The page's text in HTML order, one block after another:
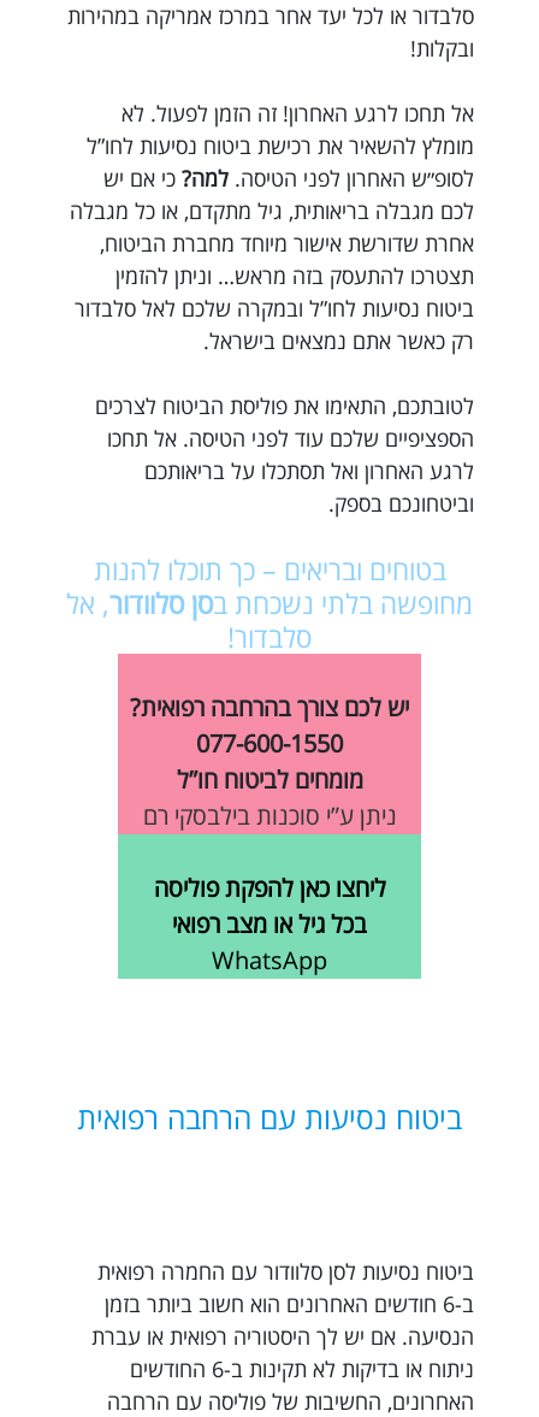
סלבדור או לכל יעד אחר במרכז אמריקה במהירות
ובקלות!
אל תחכו לרגע האחרון! זה הזמן לפעול. לא
מומלץ להשאיר את רכישת ביטוח נסיעות לחו”ל
לסופ״ש האחרון לפני הטיסה. למה? כי אם יש
לכם מגבלה בריאותית, גיל מתקדם, או כל מגבלה
אחרת שדורשת אישור מיוחד מחברת הביטוח,
תצטרכו להתעסק בזה מראש… וניתן להזמין
ביטוח נסיעות לחו”ל ובמקרה שלכם לאל סלבדור
רק כאשר אתם נמצאים בישראל.
לטובתכם, התאימו את פוליסת הביטוח לצרכים
הספציפיים שלכם עוד לפני הטיסה. אל תחכו
לרגע האחרון ואל תסתכלו על בריאותכם
וביטחונכם בספק.
בטוחים ובריאים – כך תוכלו להנות
מחופשה בלתי נשכחת בסן סלוודור, אל
סלבדור!
יש לכם צורך בהרחבה רפואית?
077-600-1550
מומחים לביטוח חו”ל
ניתן ע”י סוכנות בילבסקי רם
ליחצו כאן להפקת פוליסה
בכל גיל או מצב רפואי
WhatsApp
ביטוח נסיעות עם הרחבה רפואית
ביטוח נסיעות לסן סלוודור עם החמרה רפואית
ב-6 חודשים האחרונים הוא חשוב ביותר בזמן
הנסיעה. אם יש לך היסטוריה רפואית או עברת
ניתוח או בדיקות לא תקינות ב-6 החודשים
האחרונים, החשיבות של פוליסה עם הרחבה